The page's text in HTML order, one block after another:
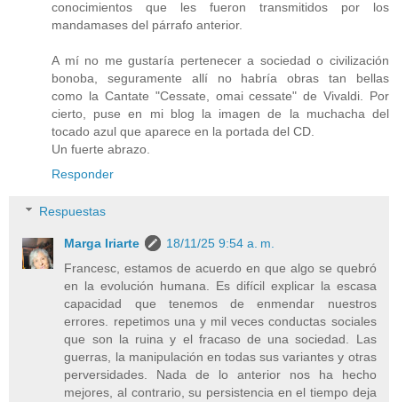
conocimientos que les fueron transmitidos por los
mandamases del párrafo anterior.
A mí no me gustaría pertenecer a sociedad o civilización
bonoba, seguramente allí no habría obras tan bellas
como la Cantate "Cessate, omai cessate" de Vivaldi. Por
cierto, puse en mi blog la imagen de la muchacha del
tocado azul que aparece en la portada del CD.
Un fuerte abrazo.
Responder
Respuestas
Marga Iriarte
18/11/25 9:54 a. m.
Francesc, estamos de acuerdo en que algo se quebró
en la evolución humana. Es difícil explicar la escasa
capacidad que tenemos de enmendar nuestros
errores. repetimos una y mil veces conductas sociales
que son la ruina y el fracaso de una sociedad. Las
guerras, la manipulación en todas sus variantes y otras
perversidades. Nada de lo anterior nos ha hecho
mejores, al contrario, su persistencia en el tiempo deja